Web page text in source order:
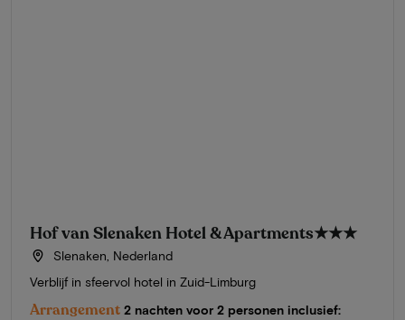
Hof van Slenaken Hotel & Apartments★★★
Slenaken, Nederland
Verblijf in sfeervol hotel in Zuid-Limburg
Arrangement 2 nachten voor 2 personen inclusief: